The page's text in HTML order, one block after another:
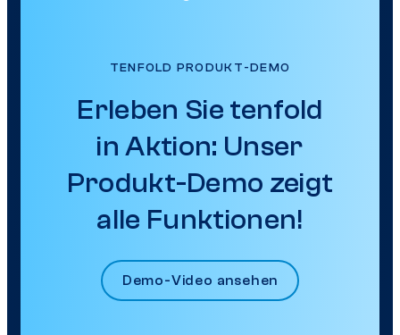
TENFOLD PRODUKT-DEMO
Erleben Sie tenfold
in Aktion: Unser
Produkt-Demo zeigt
alle Funktionen!
Demo-Video ansehen